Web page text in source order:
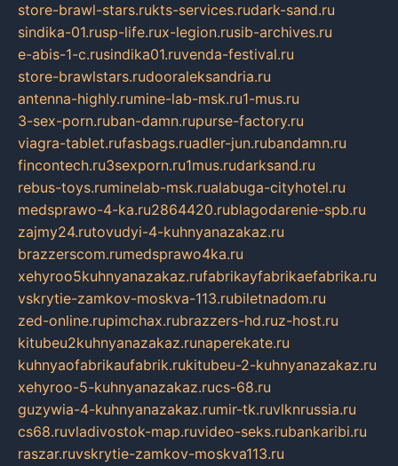
store-brawl-stars.rukts-services.rudark-sand.ru
sindika-01.rusp-life.rux-legion.rusib-archives.ru
e-abis-1-c.rusindika01.ruvenda-festival.ru
store-brawlstars.rudooraleksandria.ru
antenna-highly.rumine-lab-msk.ru1-mus.ru
3-sex-porn.ruban-damn.rupurse-factory.ru
viagra-tablet.rufasbags.ruadler-jun.rubandamn.ru
fincontech.ru3sexporn.ru1mus.rudarksand.ru
rebus-toys.ruminelab-msk.rualabuga-cityhotel.ru
medsprawo-4-ka.ru2864420.rublagodarenie-spb.ru
zajmy24.rutovudyi-4-kuhnyanazakaz.ru
brazzerscom.rumedsprawo4ka.ru
xehyroo5kuhnyanazakaz.rufabrikayfabrikaefabrika.ru
vskrytie-zamkov-moskva-113.rubiletnadom.ru
zed-online.rupimchax.rubrazzers-hd.ruz-host.ru
kitubeu2kuhnyanazakaz.runaperekate.ru
kuhnyaofabrikaufabrik.rukitubeu-2-kuhnyanazakaz.ru
xehyroo-5-kuhnyanazakaz.rucs-68.ru
guzywia-4-kuhnyanazakaz.rumir-tk.ruvlknrussia.ru
cs68.ruvladivostok-map.ruvideo-seks.rubankaribi.ru
raszar.ruvskrytie-zamkov-moskva113.ru